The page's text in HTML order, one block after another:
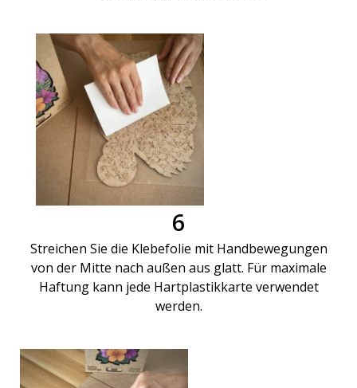
6
Streichen Sie die Klebefolie mit Handbewegungen
von der Mitte nach außen aus glatt. Für maximale
Haftung kann jede Hartplastikkarte verwendet
werden.